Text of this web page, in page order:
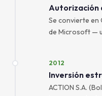
Autorización
Se convierte
de Microsoft —
2012
Inversión
ACTION S.A.